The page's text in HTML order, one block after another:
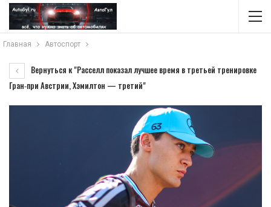
Главная Автоспорт
Вернуться к "Расселл показал лучшее время в третьей тренировке
Гран‑при Австрии, Хэмилтон — третий"